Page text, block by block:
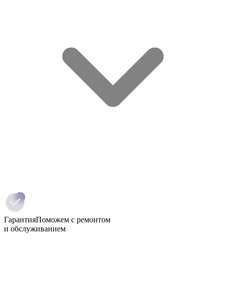
ГарантияПоможем с ремонтом
и обслуживанием